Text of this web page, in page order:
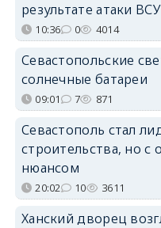
результате атаки
10:36 0 4014
Севастопольские
солнечные батареи
09:01 7 871
Севастополь стал
строительства, но
нюансом
20:02 10 3611
Ханский дворец